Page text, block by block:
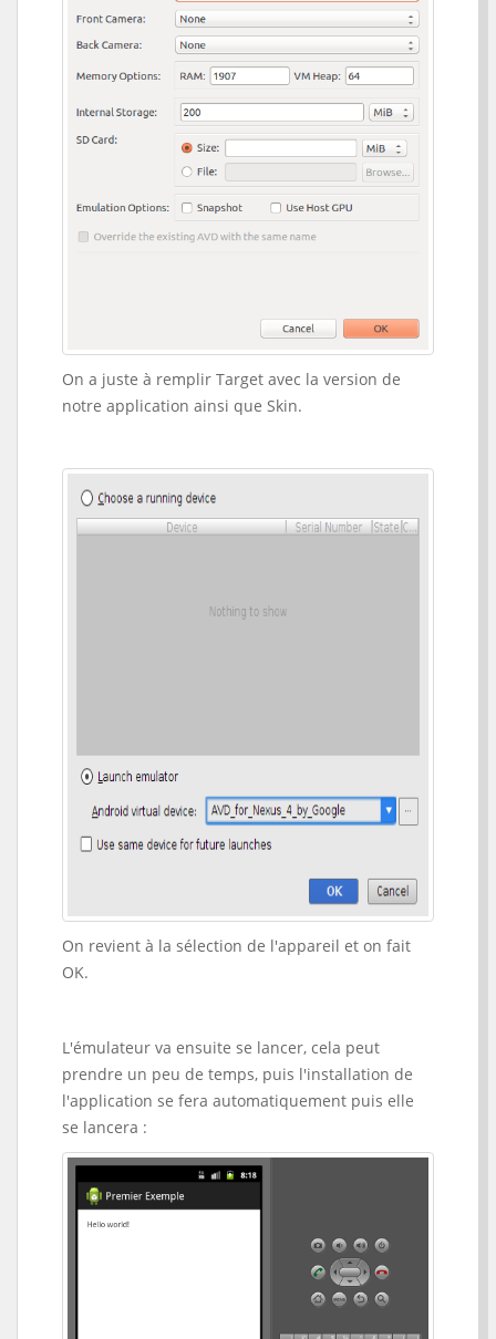
On a juste à remplir Target avec la version de
notre application ainsi que Skin.
On revient à la sélection de l'appareil et on fait
OK.
L'émulateur va ensuite se lancer, cela peut
prendre un peu de temps, puis l'installation de
l'application se fera automatiquement puis elle
se lancera :